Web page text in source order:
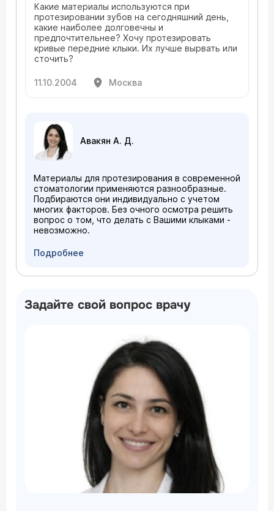
Какие материалы используются при
протезировании зубов на сегодняшний день,
какие наиболее долговечны и
предпочтительнее? Хочу протезировать
кривые передние клыки. Их лучше вырвать или
сточить?
11.10.2004 Москва
Авакян А. Д.
Материалы для протезирования в современной
стоматологии применяются разнообразные.
Подбираются они индивидуально с учетом
многих факторов. Без очного осмотра решить
вопрос о том, что делать с Вашими клыками -
невозможно.
Подробнее
Задайте свой вопрос врачу